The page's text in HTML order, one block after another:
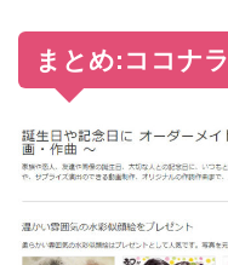
まとめ:ココナラ